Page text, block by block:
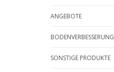
ANGEBOTE
BODENVERBESSERUNG
SONSTIGE PRODUKTE